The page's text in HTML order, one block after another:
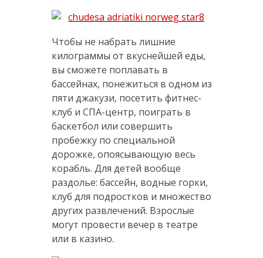
Чтобы не набрать лишние
килограммы от вкуснейшей еды,
вы сможете поплавать в
бассейнах, понежиться в одном из
пяти джакузи, посетить фитнес-
клуб и СПА-центр, поиграть в
баскетбол или совершить
пробежку по специальной
дорожке, опоясывающую весь
корабль. Для детей вообще
раздолье: бассейн, водные горки,
клуб для подростков и множество
других развлечений. Взрослые
могут провести вечер в театре
или в казино.